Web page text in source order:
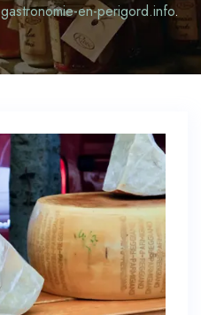
gastronomie-en-perigord.info.